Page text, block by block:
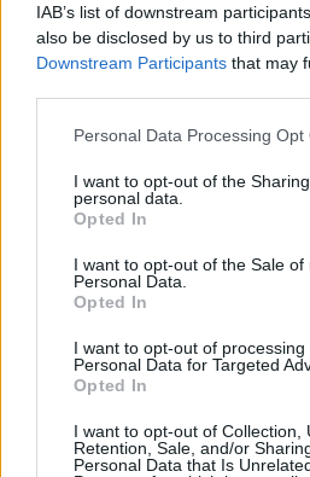
IAB’s list of downstream
also be disclosed by us to third
Downstream Participants that may
Personal Data Processing Opt
I want to opt-out of the
personal data.
Opted In
I want to opt-out of the Sale of
Personal Data.
Opted In
I want to opt-out of processing
Personal Data for Targeted
Opted In
I want to opt-out of Collection,
Retention, Sale, and/or
Personal Data that Is
και μάθετε πρώτοι τα πιο
και ότι σου κάνει κλικ!
ΔΙΑΦΗΜΙΣΗ